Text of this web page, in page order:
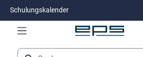
Zum Hauptinhalt springen
Schulungskalender